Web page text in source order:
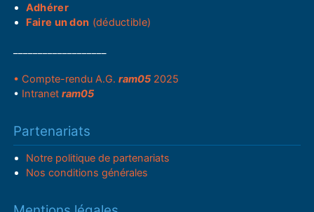
Adhérer
Faire un don (déductible)
• Compte-rendu A.G.ram05 2025
• Intranetram05
Partenariats
Notre politique de partenariats
Nos conditions générales